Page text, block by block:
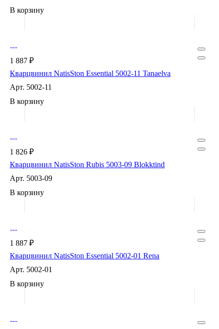
В корзину
1 887 ₽
Кварцвинил NatisSton Essential 5002-11 Tanaelva
Арт. 5002-11
В корзину
1 826 ₽
Кварцвинил NatisSton Rubis 5003-09 Blokktind
Арт. 5003-09
В корзину
1 887 ₽
Кварцвинил NatisSton Essential 5002-01 Rena
Арт. 5002-01
В корзину